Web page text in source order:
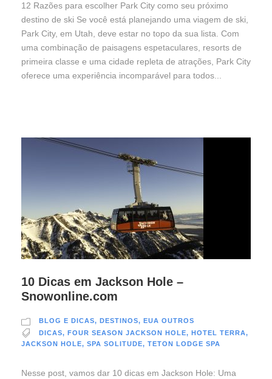
12 Razões para escolher Park City como seu próximo
destino de ski Se você está planejando uma viagem de ski,
Park City, em Utah, deve estar no topo da sua lista. Com
uma combinação de paisagens espetaculares, resorts de
primeira classe e uma cidade repleta de atrações, Park City
oferece uma experiência incomparável para todos...
10 Dicas em Jackson Hole –
Snowonline.com
BLOG E DICAS, DESTINOS, EUA OUTROS
DICAS, FOUR SEASON JACKSON HOLE, HOTEL TERRA,
JACKSON HOLE, SPA SOLITUDE, TETON LODGE SPA
Nesse post, vamos dar 10 dicas em Jackson Hole: Uma